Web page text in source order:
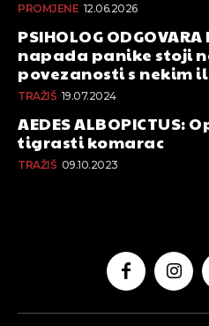
PROMJENE 12.06.2026
PSIHOLOG
napada panike stoji
povezanosti s nekim
TRAŽIŠ 19.07.2024
AEDES ALBOPICTUS:
tigrasti komarac
TRAŽIŠ 09.10.2023